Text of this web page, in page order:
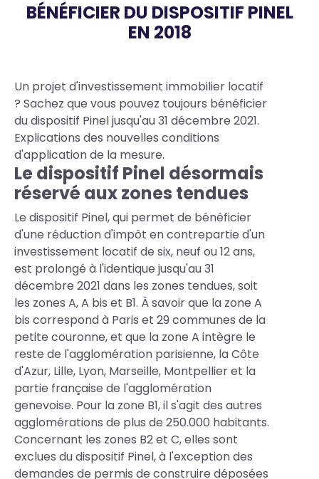
BÉNÉFICIER DU DISPOSITIF PINEL
EN 2018
Body
Un projet d'investissement immobilier locatif
? Sachez que vous pouvez toujours bénéficier
du dispositif Pinel jusqu'au 31 décembre 2021.
Explications des nouvelles conditions
d'application de la mesure.
Le dispositif Pinel désormais
réservé aux zones tendues
Le dispositif Pinel, qui permet de bénéficier
d'une réduction d'impôt en contrepartie d'un
investissement locatif de six, neuf ou 12 ans,
est prolongé à l'identique jusqu'au 31
décembre 2021 dans les zones tendues, soit
les zones A, A bis et B1. À savoir que la zone A
bis correspond à Paris et 29 communes de la
petite couronne, et que la zone A intègre le
reste de l'agglomération parisienne, la Côte
d'Azur, Lille, Lyon, Marseille, Montpellier et la
partie française de l'agglomération
genevoise. Pour la zone B1, il s'agit des autres
agglomérations de plus de 250.000 habitants.
Concernant les zones B2 et C, elles sont
exclues du dispositif Pinel, à l'exception des
demandes de permis de construire déposées